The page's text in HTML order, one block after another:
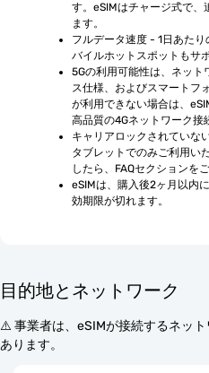
す。eSIMはチャージ式で、
ます。
フルデータ速度 - 1日あた
バイルホットスポットもサ
5Gの利用可能性は、ネット
ス仕様、およびスマートフ
が利用できない場合は、
高品質の4Gネットワーク接
キャリアロックされていな
タブレットでのみご利用い
したら、FAQセクションを
eSIMは、購入後2ヶ月以内
効期限が切れます。
目的地とネットワーク
⚠️ 事業者は、eSIMが接続するネッ
あります。